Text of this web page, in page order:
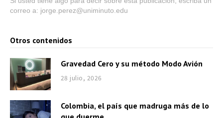
correo a: jorge.perez@uniminuto.edu
Otros contenidos
Gravedad Cero y su método Modo Avión
28 julio, 2026
Colombia, el país que madruga más de lo